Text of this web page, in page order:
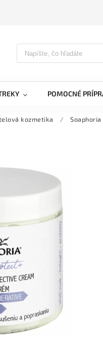
POMOCNÉ
kozmetika /